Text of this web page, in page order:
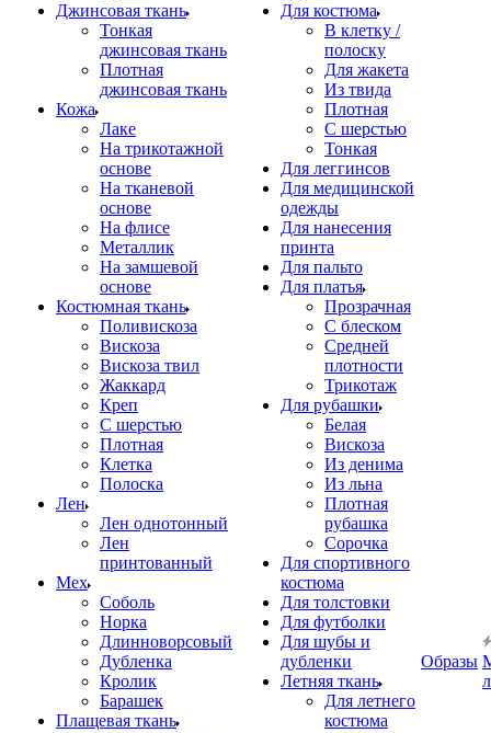
Джинсовая ткань
Тонкая
джинсовая ткань
Плотная
джинсовая ткань
Кожа
Лаке
На трикотажной
основе
На тканевой
основе
На флисе
Металлик
На замшевой
основе
Костюмная ткань
Поливискоза
Вискоза
Вискоза твил
Жаккард
Креп
С шерстью
Плотная
Клетка
Полоска
Лен
Лен однотонный
Лен
принтованный
Мех
Соболь
Норка
Длинноворсовый
Дубленка
Кролик
Барашек
Плащевая ткань
Для костюма
В клетку /
полоску
Для жакета
Из твида
Плотная
С шерстью
Тонкая
Для леггинсов
Для медицинской
одежды
Для нанесения
принта
Для пальто
Для платья
Прозрачная
С блеском
Средней
плотности
Трикотаж
Для рубашки
Белая
Вискоза
Из денима
Из льна
Плотная
рубашка
Сорочка
Для спортивного
костюма
Для толстовки
Для футболки
Для шубы и
дубленки
Летняя ткань
Для летнего
костюма
Образы